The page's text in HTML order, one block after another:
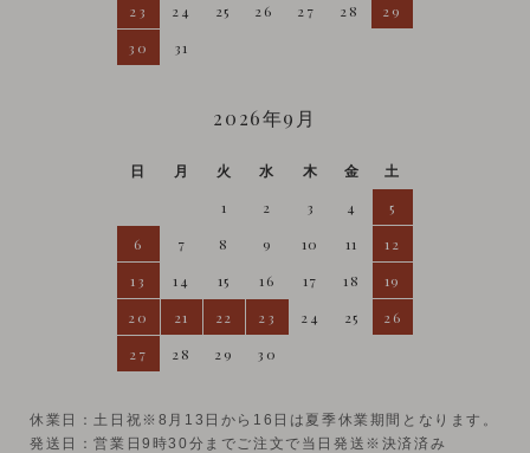
23
24 25 26 27 28
29
30
31
2026年9月
日 月 火 水 木 金
土
1
2 3 4
5
6
7 8 9 10 11
12
13
14 15 16 17 18
19
20
21 22 23 24 25
26
27
28 29 30
休業日：土日祝※8月13日から16日は夏季休業期間となります。
発送日：営業日9時30分までご注文で当日発送※決済済み